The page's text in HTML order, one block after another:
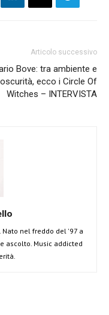
Articolo successivo
Bove: tra ambiente e
oscurità, ecco i Circle Of
Witches – INTERVISTA
nel freddo del '97 a
ascolto. Music addicted